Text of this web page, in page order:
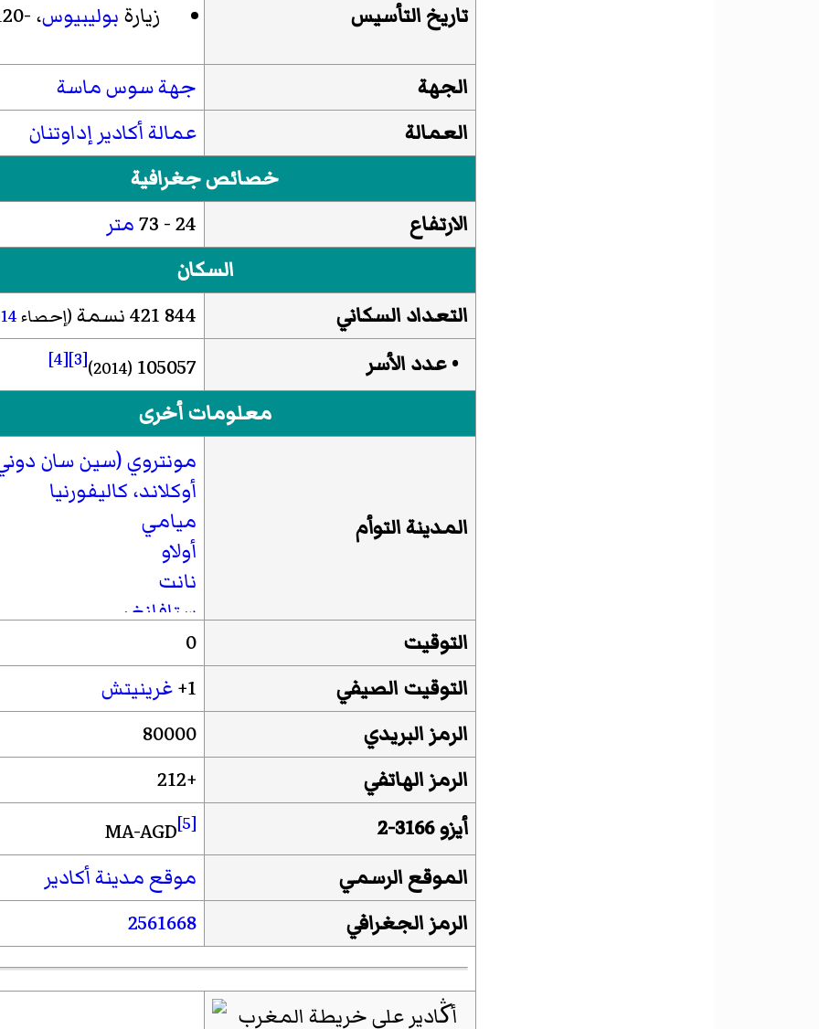
تاريخ التأسيس زيارة بوليبيوس، -120
الجهة
جهة سوس ماسة
العمالة
عمالة أكادير إداوتنان
خصائص جغرافية
الارتفاع
24 - 73
متر
السكان
التعداد السكاني
844 421 نسمة (إحصاء
• عدد الأسر 105057
(2014)
[3]
[4]
معلومات أخرى
المدينة التوأم
مونتروي (سين سان
أوكلاند، كاليفورنيا
ميامي
أولاو
نانت
ستافانغر
شيراز
التوقيت
0
التوقيت الصيفي
1+ غرينيتش
الرمز البريدي
80000
الرمز الهاتفي
+212
أيزو 3166-2
MA-AGD[5]
الموقع الرسمي
موقع مدينة أكادير
الرمز الجغرافي
2561668